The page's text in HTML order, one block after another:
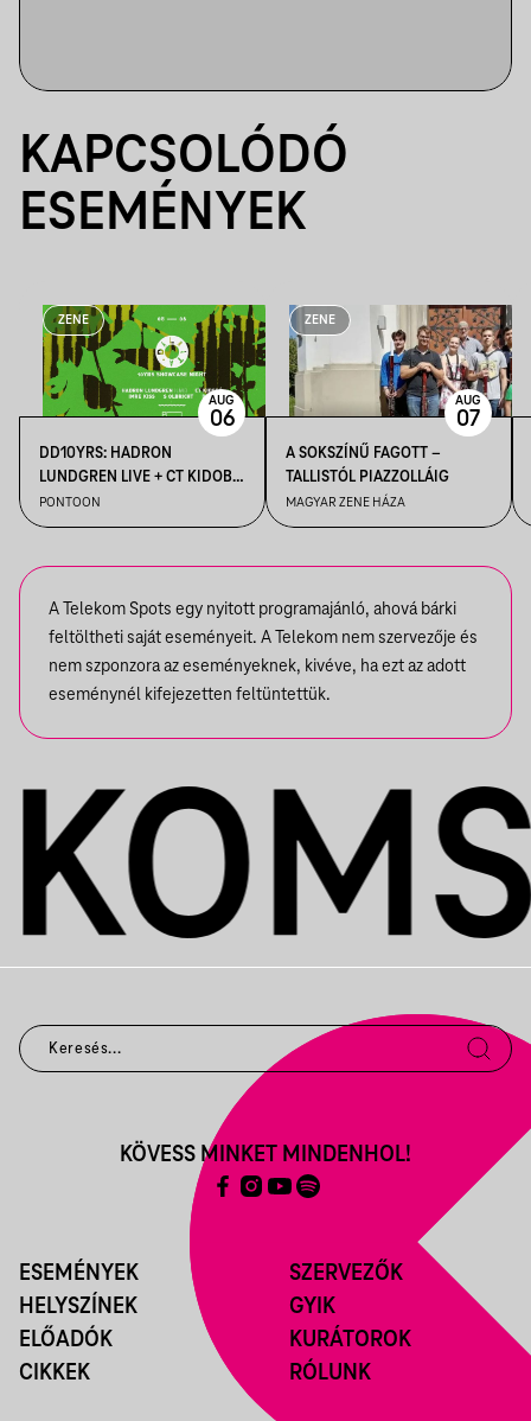
KAPCSOLÓDÓ
ESEMÉNYEK
ZENE
DD10YRS: HADRON
LUNDGREN LIVE + CT KIDOBÓ
+ IMRE KISS + S OLBRICHT +
DDSS
PONTOON
AUG
06
ZENE
A SOKSZÍNŰ FAGOTT –
TALLISTÓL PIAZZOLLÁIG
MAGYAR ZENE HÁZA
AUG
07
A Telekom Spots egy nyitott programajánló, ahová bárki
feltöltheti saját eseményeit. A Telekom nem szervezője és
nem szponzora az eseményeknek, kivéve, ha ezt az adott
eseménynél kifejezetten feltüntettük.
ESEMÉNYEK
HELYSZÍNEK
ELŐADÓK
CIKKEK
SZERVEZŐK
GYIK
KURÁTOROK
RÓLUNK
KÖVESS MINKET MINDENHOL!